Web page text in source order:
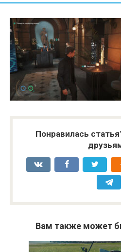
Понравилась
Вам также может